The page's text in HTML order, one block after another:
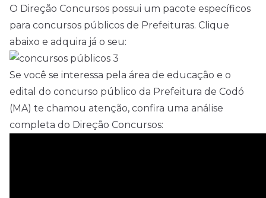
O Direção Concursos possui um pacote específicos
para concursos públicos de Prefeituras. Clique
abaixo e adquira já o seu:
Se você se interessa pela área de educação e o
edital do concurso público da Prefeitura de Codó
(MA) te chamou atenção, confira uma análise
completa do Direção Concursos: